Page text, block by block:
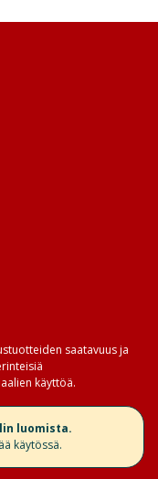
saatavuus ja
käyttöä.
luomista.
käytössä.